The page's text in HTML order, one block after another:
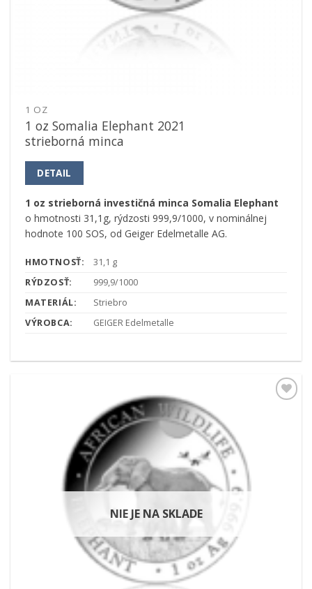
1 OZ
1 oz Somalia Elephant 2021
strieborná minca
DETAIL
1 oz strieborná investičná minca Somalia Elephant
o hmotnosti 31,1g, rýdzosti 999,9/1000, v nominálnej
hodnote 100 SOS, od Geiger Edelmetalle AG.
HMOTNOSŤ:
31,1 g
RÝDZOSŤ:
999,9/1000
MATERIÁL:
Striebro
VÝROBCA:
GEIGER Edelmetalle
NIE JE NA SKLADE